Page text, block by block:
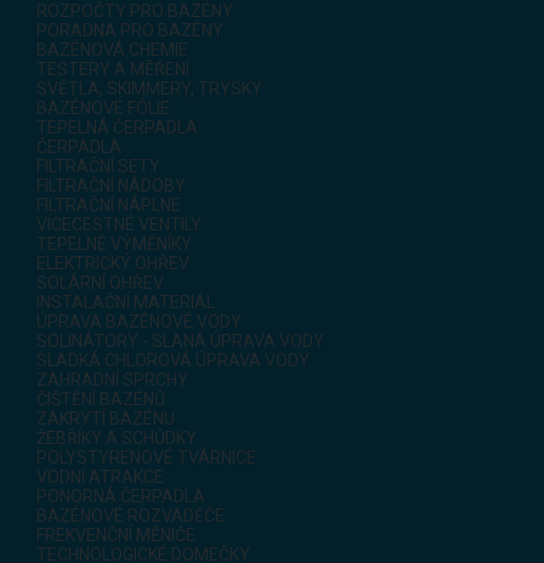
ROZPOČTY PRO BAZÉNY
PORADNA PRO BAZÉNY
BAZÉNOVÁ CHEMIE
TESTERY A MĚŘENÍ
SVĚTLA, SKIMMERY, TRYSKY
BAZÉNOVÉ FÓLIE
TEPELNÁ ČERPADLA
ČERPADLA
FILTRAČNÍ SETY
FILTRAČNÍ NÁDOBY
FILTRAČNÍ NÁPLNE
VÍCECESTNÉ VENTILY
TEPELNÉ VÝMĚNÍKY
ELEKTRICKÝ OHŘEV
SOLÁRNÍ OHŘEV
INSTALAČNÍ MATERIÁL
ÚPRAVA BAZÉNOVÉ VODY
SOLINÁTORY - SLANÁ ÚPRAVA VODY
SLADKÁ CHLOROVÁ ÚPRAVA VODY
ZAHRADNÍ SPRCHY
ČIŠTĚNÍ BAZÉNŮ
ZAKRYTÍ BAZÉNU
ŽEBŘÍKY A SCHŮDKY
POLYSTYRENOVÉ TVÁRNICE
VODNÍ ATRAKCE
PONORNÁ ČERPADLA
BAZÉNOVÉ ROZVADĚČE
FREKVENČNÍ MĚNIČE
TECHNOLOGICKÉ DOMEČKY